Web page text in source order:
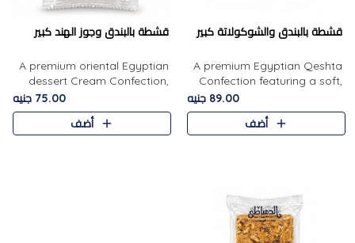
قشطة بالبندق والشوكولاتة كبير
A premium Egyptian Qeshta
Confection featuring a soft,
creamy texture paired with a
rich layer of premium
chocolate and the distinctive
89.00 جنيه
أضف
قشطة بالبندق وجوز الهند كبير
A premium oriental Egyptian
dessert Cream Confection,
featuring a soft, creamy
texture and the distinctive
flavor of roasted hazelnuts.
75.00 جنيه
أضف